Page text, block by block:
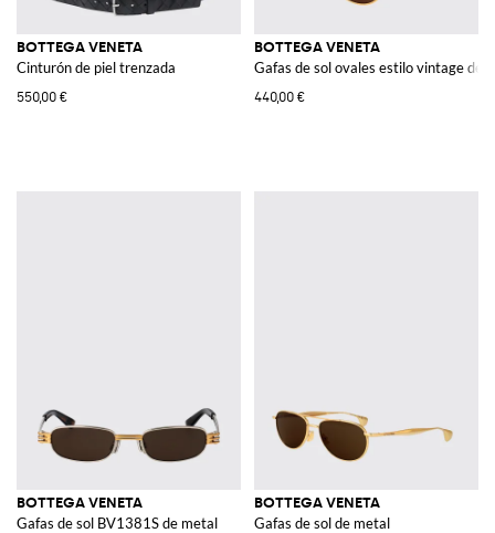
BOTTEGA VENETA
Cinturón de piel trenzada
550,00 €
BOTTEGA VENETA
Gafas de sol ovales estilo vintage de
440,00 €
BOTTEGA VENETA
Gafas de sol BV1381S de metal
BOTTEGA VENETA
Gafas de sol de metal